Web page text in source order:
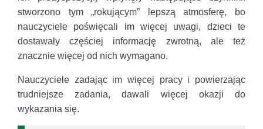
stworzono tym „rokującym” lepszą atmosferę, bo
nauczyciele poświęcali im więcej uwagi, dzieci te
dostawały częściej informację zwrotną, ale też
znacznie więcej od nich wymagano.
Nauczyciele zadając im więcej pracy i powierzając
trudniejsze zadania, dawali więcej okazji do
wykazania się.